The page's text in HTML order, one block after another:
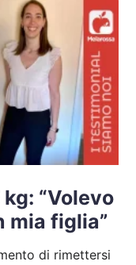
“Volevo
mia figlia”
di rimettersi